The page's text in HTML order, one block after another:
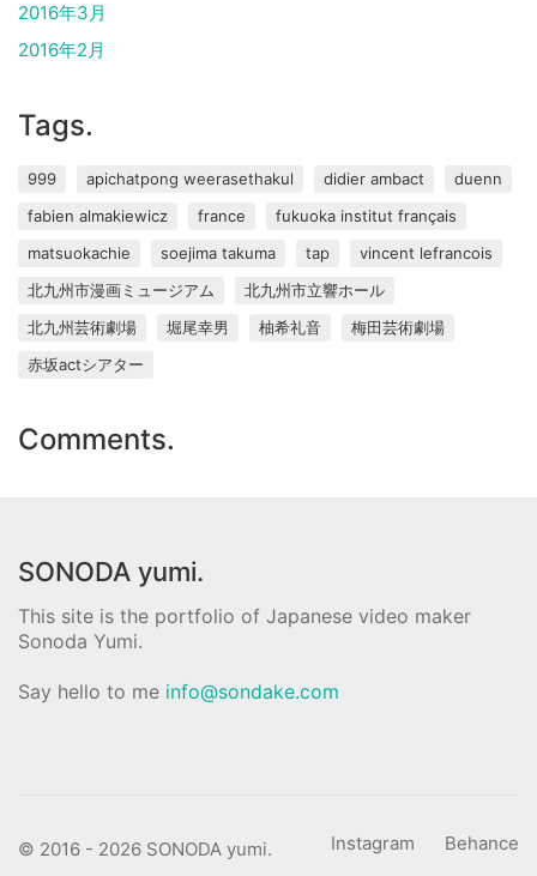
2016年3月
2016年2月
Tags.
999 apichatpong weerasethakul didier ambact
duenn
fabien almakiewicz
france
fukuoka institut français
matsuokachie
soejima takuma tap
vincent lefrancois
北九州市漫画ミュージアム
北九州市立響ホール
北九州芸術劇場
堀尾幸男 柚希礼音
梅田芸術劇場
赤坂actシアター
Comments.
SONODA yumi.
This site is the portfolio of Japanese video maker
Sonoda Yumi.
Say hello to me info@sondake.com
Instagram Behance
© 2016 - 2026 SONODA yumi.